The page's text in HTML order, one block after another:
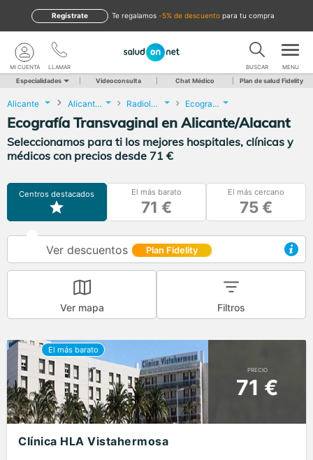
te regalamos -5% de descuento para tu compra
Regístrate
LLAMAR
MI CUENTA BUSCAR MENU
Especialidades Videoconsulta Chat Médico Plan de salud Fidelity
Alicante Alicante/Alacant Radiología Ecografía Transvaginal
Ecografía Transvaginal en Alicante/Alacant
Seleccionamos para ti los mejores hospitales, clínicas y
médicos con precios desde 71 €
Centros destacados El más barato
71 €
El más cercano
75 €
Ver descuentos Plan Fidelity
Ver mapa Filtros
PRECIO
71 €
Clínica HLA Vistahermosa